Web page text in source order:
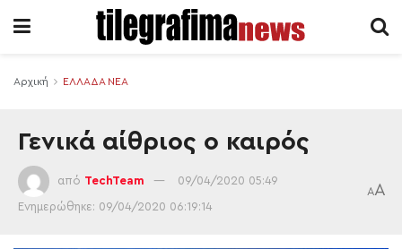
Αρχική ΕΛΛΑΔΑ ΝΕΑ
Γενικά αίθριος ο καιρός
από TechTeam 09/04/2020 05:49
Ενημερώθηκε: 09/04/2020 06:19:14
AA